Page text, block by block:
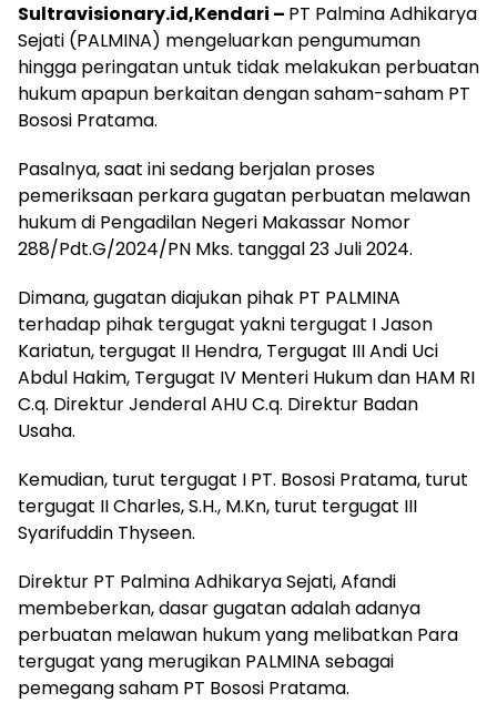
Sultravisionary.id,Kendari – PT Palmina Adhikarya
Sejati (PALMINA) mengeluarkan pengumuman
hingga peringatan untuk tidak melakukan perbuatan
hukum apapun berkaitan dengan saham-saham PT
Bososi Pratama.
Pasalnya, saat ini sedang berjalan proses
pemeriksaan perkara gugatan perbuatan melawan
hukum di Pengadilan Negeri Makassar Nomor
288/Pdt.G/2024/PN Mks. tanggal 23 Juli 2024.
Dimana, gugatan diajukan pihak PT PALMINA
terhadap pihak tergugat yakni tergugat I Jason
Kariatun, tergugat II Hendra, Tergugat III Andi Uci
Abdul Hakim, Tergugat IV Menteri Hukum dan HAM RI
C.q. Direktur Jenderal AHU C.q. Direktur Badan
Usaha.
Kemudian, turut tergugat I PT. Bososi Pratama, turut
tergugat II Charles, S.H., M.Kn, turut tergugat III
Syarifuddin Thyseen.
Direktur PT Palmina Adhikarya Sejati, Afandi
membeberkan, dasar gugatan adalah adanya
perbuatan melawan hukum yang melibatkan Para
tergugat yang merugikan PALMINA sebagai
pemegang saham PT Bososi Pratama.